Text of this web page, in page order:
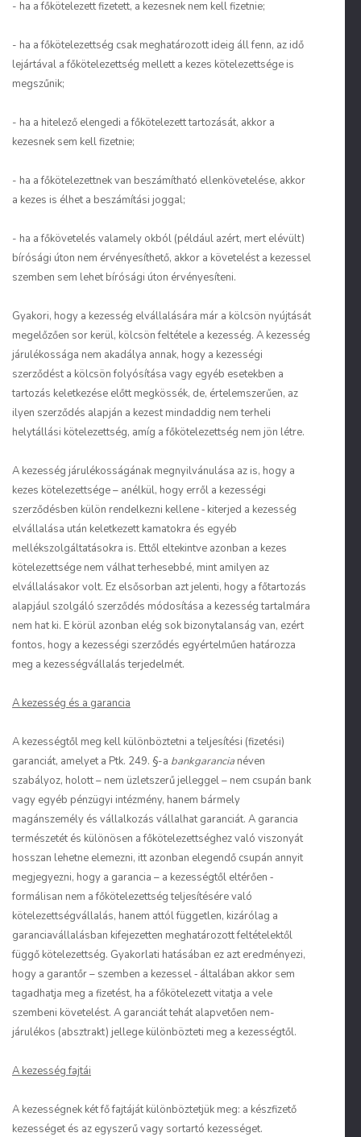
- ha a főkötelezett fizetett, a kezesnek nem kell fizetnie;
- ha a főkötelezettség csak meghatározott ideig áll fenn, az idő
lejártával a főkötelezettség mellett a kezes kötelezettsége is
megszűnik;
- ha a hitelező elengedi a főkötelezett tartozását, akkor a
kezesnek sem kell fizetnie;
- ha a főkötelezettnek van beszámítható ellenkövetelése, akkor
a kezes is élhet a beszámítási joggal;
- ha a főkövetelés valamely okból (például azért, mert elévült)
bírósági úton nem érvényesíthető, akkor a követelést a kezessel
szemben sem lehet bírósági úton érvényesíteni.
Gyakori, hogy a kezesség elvállalására már a kölcsön nyújtását
megelőzően sor kerül, kölcsön feltétele a kezesség. A kezesség
járulékossága nem akadálya annak, hogy a kezességi
szerződést a kölcsön folyósítása vagy egyéb esetekben a
tartozás keletkezése előtt megkössék, de, értelemszerűen, az
ilyen szerződés alapján a kezest mindaddig nem terheli
helytállási kötelezettség, amíg a főkötelezettség nem jön létre.
A kezesség járulékosságának megnyilvánulása az is, hogy a
kezes kötelezettsége – anélkül, hogy erről a kezességi
szerződésben külön rendelkezni kellene ‑ kiterjed a kezesség
elvállalása után keletkezett kamatokra és egyéb
mellékszolgáltatásokra is. Ettől eltekintve azonban a kezes
kötelezettsége nem válhat terhesebbé, mint amilyen az
elvállalásakor volt. Ez elsősorban azt jelenti, hogy a főtartozás
alapjául szolgáló szerződés módosítása a kezesség tartalmára
nem hat ki. E körül azonban elég sok bizonytalanság van, ezért
fontos, hogy a kezességi szerződés egyértelműen határozza
meg a kezességvállalás terjedelmét.
A kezesség és a garancia
A kezességtől meg kell különböztetni a teljesítési (fizetési)
garanciát, amelyet a Ptk. 249. §-a bankgarancia néven
szabályoz, holott – nem üzletszerű jelleggel – nem csupán bank
vagy egyéb pénzügyi intézmény, hanem bármely
magánszemély és vállalkozás vállalhat garanciát. A garancia
természetét és különösen a főkötelezettséghez való viszonyát
hosszan lehetne elemezni, itt azonban elegendő csupán annyit
megjegyezni, hogy a garancia – a kezességtől eltérően ‑
formálisan nem a főkötelezettség teljesítésére való
kötelezettségvállalás, hanem attól független, kizárólag a
garanciavállalásban kifejezetten meghatározott feltételektől
függő kötelezettség. Gyakorlati hatásában ez azt eredményezi,
hogy a garantőr – szemben a kezessel ‑ általában akkor sem
tagadhatja meg a fizetést, ha a főkötelezett vitatja a vele
szembeni követelést. A garanciát tehát alapvetően nem-
járulékos (absztrakt) jellege különbözteti meg a kezességtől.
A kezesség fajtái
A kezességnek két fő fajtáját különböztetjük meg: a készfizető
kezességet és az egyszerű vagy sortartó kezességet.